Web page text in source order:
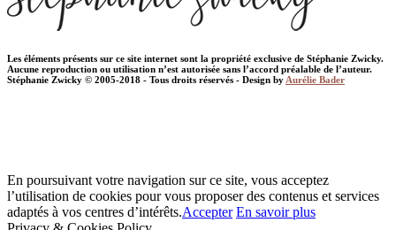
Les éléments présents sur ce site internet sont la propriété exclusive de Stéphanie Zwicky.
Aucune reproduction ou utilisation n’est autorisée sans l’accord préalable de l’auteur.
Stéphanie Zwicky © 2005-2018 - Tous droits réservés - Design byAurélie Bader
En poursuivant votre navigation sur ce site, vous acceptez
l’utilisation de cookies pour vous proposer des contenus et services
adaptés à vos centres d’intérêts.Accepter En savoir plus